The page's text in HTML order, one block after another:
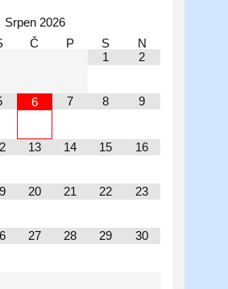
Srpen 2026
Č P S
N
1
2
6 7 8 9
13 14 15 16
20 21 22 23
27 28 29 30